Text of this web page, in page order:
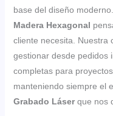
base del diseño
Madera Hexagonal
cliente necesita. Nuestra
gestionar desde pedidos
completas para
manteniendo siempre el
Grabado Láserque nos